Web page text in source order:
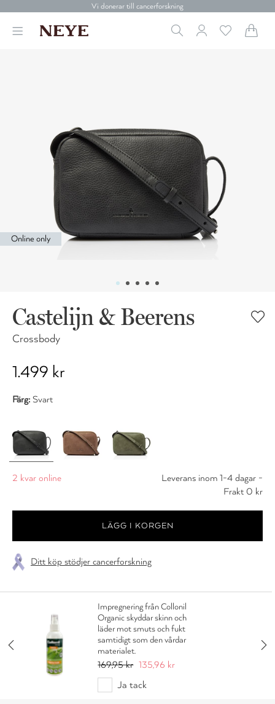
Vi donerar till cancerforskning
Online only
Castelijn & Beerens
Crossbody
1.499 kr
Färg: Svart
2 kvar online
Leverans inom 1-4 dagar -
Frakt 0 kr
Ditt köp stödjer cancerforskning
Impregnering från Collonil
Organic skyddar skinn och
läder mot smuts och fukt
samtidigt som den vårdar
materialet.
169,95 kr 135,96 kr
Ja tack